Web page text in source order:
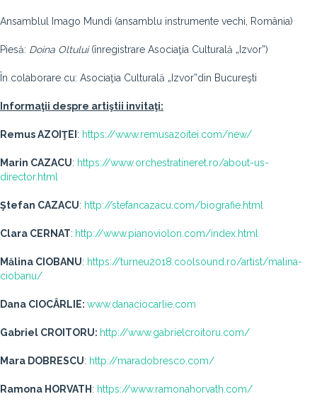
Ansamblul Imago Mundi (ansamblu instrumente vechi, România)
Piesă: Doina Oltului(înregistrare Asociaţia Culturală „Izvor”)
În colaborare cu: Asociaţia Culturală „Izvor”din Bucureşti
Informaţii despre artiştii invitaţi:
Remus AZOIŢEI : https://www.remusazoitei.com/new/
Marin CAZACU: https://www.orchestratineret.ro/about-us-
director.html
Ştefan CAZACU: http://stefancazacu.com/biografie.html
Clara CERNAT: http://www.pianoviolon.com/index.html
Mălina CIOBANU: https://turneu2018.coolsound.ro/artist/malina-
ciobanu/
Dana CIOCÂRLIE: www.danaciocarlie.com
Gabriel CROITORU: http://www.gabrielcroitoru.com/
Mara DOBRESCU: http://maradobresco.com/
Ramona HORVATH : https://www.ramonahorvath.com/